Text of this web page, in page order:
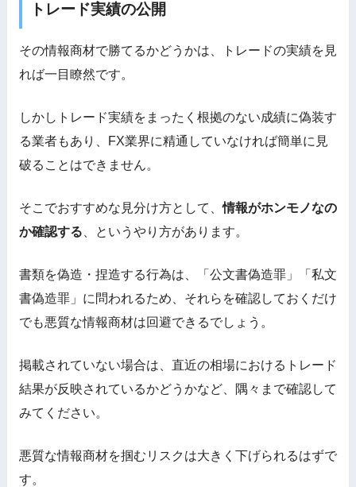
トレード実績の公開
その情報商材で勝てるかどうかは、トレードの実績を見
れば一目瞭然です。
しかしトレード実績をまったく根拠のない成績に偽装す
る業者もあり、FX業界に精通していなければ簡単に見
破ることはできません。
そこでおすすめな見分け方として、情報がホンモノなの
か確認する、というやり方があります。
書類を偽造・捏造する行為は、「公文書偽造罪」「私文
書偽造罪」に問われるため、それらを確認しておくだけ
でも悪質な情報商材は回避できるでしょう。
掲載されていない場合は、直近の相場におけるトレード
結果が反映されているかどうかなど、隅々まで確認して
みてください。
悪質な情報商材を掴むリスクは大きく下げられるはずで
す。